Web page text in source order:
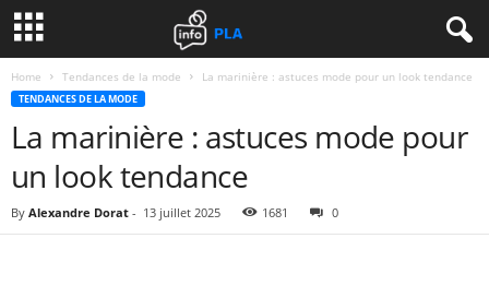
Home Tendances de la mode La marinière : astuces mode pour un look tendance
TENDANCES DE LA MODE
La marinière : astuces mode pour
un look tendance
By Alexandre Dorat - 13 juillet 2025 1681 0